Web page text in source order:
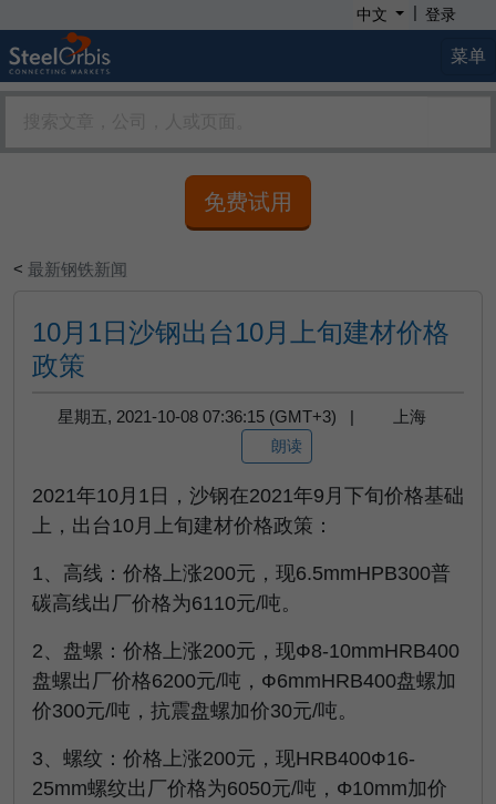
中文 | 登录
菜单
免费试用
< 最新钢铁新闻
10月1日沙钢出台10月上旬建材价格
政策
星期五, 2021-10-08 07:36:15 (GMT+3) | 上海
朗读
2021年10月1日，沙钢在2021年9月下旬价格基础
上，出台10月上旬建材价格政策：
1、高线：价格上涨200元，现6.5mmHPB300普
碳高线出厂价格为6110元/吨。
2、盘螺：价格上涨200元，现Ф8-10mmHRB400
盘螺出厂价格6200元/吨，Ф6mmHRB400盘螺加
价300元/吨，抗震盘螺加价30元/吨。
3、螺纹：价格上涨200元，现HRB400Ф16-
25mm螺纹出厂价格为6050元/吨，Φ10mm加价